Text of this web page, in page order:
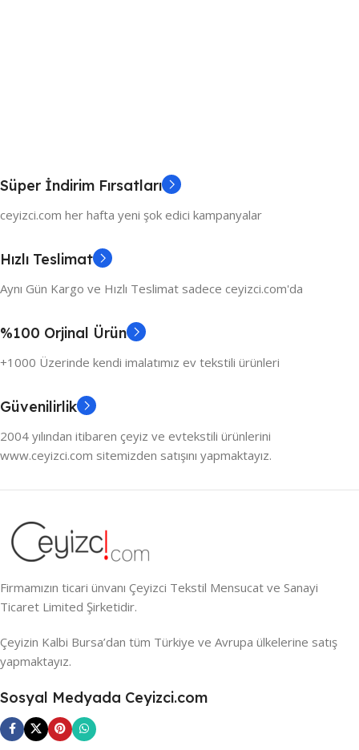
Süper İndirim Fırsatları
ceyizci.com her hafta yeni şok edici kampanyalar
Hızlı Teslimat
Aynı Gün Kargo ve Hızlı Teslimat sadece ceyizci.com'da
%100 Orjinal Ürün
+1000 Üzerinde kendi imalatımız ev tekstili ürünleri
Güvenilirlik
2004 yılından itibaren çeyiz ve evtekstili ürünlerini
www.ceyizci.com sitemizden satışını yapmaktayız.
Firmamızın ticari ünvanı Çeyizci Tekstil Mensucat ve Sanayi
Ticaret Limited Şirketidir.
Çeyizin Kalbi Bursa’dan tüm Türkiye ve Avrupa ülkelerine satış
yapmaktayız.
Sosyal Medyada Ceyizci.com